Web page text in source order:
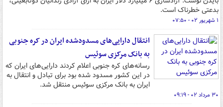
بدعتی خطرناک است.
۱ شهریور ۰۲ - ۰۷:۵۰
انتقال دارایی‌های مسدودشده ایران در کره جنوبی
به بانک مرکزی سوئیس
رسانه‌های کره جنوبی اعلام کردند دارایی‌های ایران که
در این کشور مسدود شده بود برای تبادل و انتقال به
ایران به بانک مرکزی سوئیس منتقل شد.
۳۰ مرداد ۰۲ - ۰۹:۱۹